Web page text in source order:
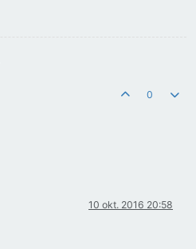
0
10 okt. 2016 20:58